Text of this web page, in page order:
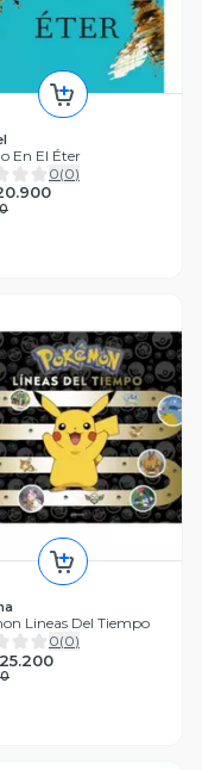
En El Éter
0(0)
Lineas Del Tiempo
0(0)